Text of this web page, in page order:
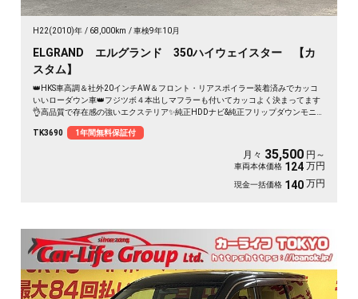
H22(2010)年 68,000km 車検9年10月
ELGRAND エルグランド 350ハイウェイスター 【カ
スタム】
👑HKS車高調＆社外20インチAW＆フロント・リアスポイラー装着済みでカッコ
いいローダウン車👑フジツボ４本出しマフラーも付いてカッコよく決まってます
👌高品質で存在感の強いエクステリア✨純正HDDナビ&純正フリップダウンモニタ
👍ドラレコ装備で万が一の場合も安心🎥ワンタッチオープナー付き両側パワース
ライドドアで乗り降り楽々👨‍👩‍👧‍👦夜間走行時も明るいHIDヘッドライト＆フォ
TK3690 1年間無料保証付
月々 35,500 円～
車両本体価格 124 万円
現金一括価格 140 万円